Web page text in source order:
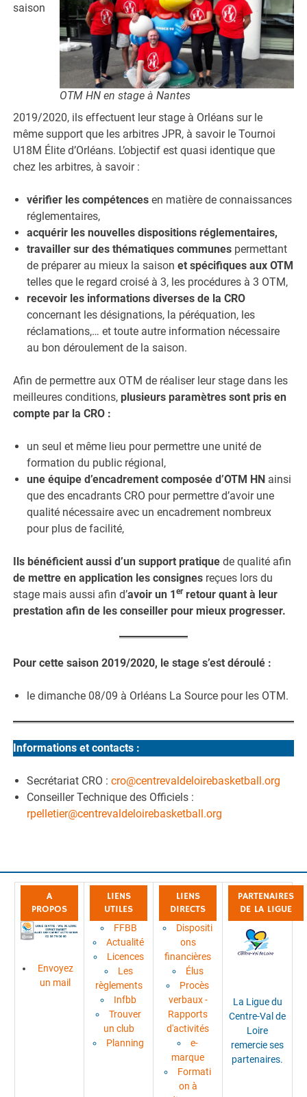
OTM HN en stage à Nantes
saison
2019/2020, ils effectuent leur stage à Orléans sur le
même support que les arbitres JPR, à savoir le Tournoi
U18M Élite d’Orléans. L’objectif est quasi identique que
chez les arbitres, à savoir :
vérifier les compétences en matière de connaissances
réglementaires,
acquérir les nouvelles dispositions réglementaires,
travailler sur des thématiques communes permettant
de préparer au mieux la saison et spécifiques aux OTM
telles que le regard croisé à 3, les procédures à 3 OTM,
recevoir les informations diverses de la CRO
concernant les désignations, la péréquation, les
réclamations,… et toute autre information nécessaire
au bon déroulement de la saison.
Afin de permettre aux OTM de réaliser leur stage dans les
meilleures conditions,plusieurs paramètres sont pris en
compte par la CRO :
un seul et même lieu pour permettre une unité de
formation du public régional,
une équipe d’encadrement composée d’OTM HN ainsi
que des encadrants CRO pour permettre d’avoir une
qualité nécessaire avec un encadrement nombreux
pour plus de facilité,
Ils bénéficient aussi d’un support pratique de qualité afin
de mettre en application les consignes reçues lors du
stage mais aussi afin d’avoir un 1erretour quant à leur
prestation afin de les conseiller pour mieux progresser.
Pour cette saison 2019/2020, le stage s’est déroulé :
le dimanche 08/09 à Orléans La Source pour les OTM.
Informations et contacts :
Secrétariat CRO :cro@centrevaldeloirebasketball.org
Conseiller Technique des Officiels :
rpelletier@centrevaldeloirebasketball.org
A
PROPOS
Envoyez
un mail
LIENS
UTILES
FFBB
Actualité
Licences
Les
règlements
Infbb
Trouver
un club
Planning
LIENS
DIRECTS
Dispositi
ons
financières
Élus
Procès
verbaux -
Rapports
d'activités
e-
marque
Formati
on à
PARTENAIRES
DE LA LIGUE
La Ligue du
Centre-Val de
Loire
remercie ses
partenaires.